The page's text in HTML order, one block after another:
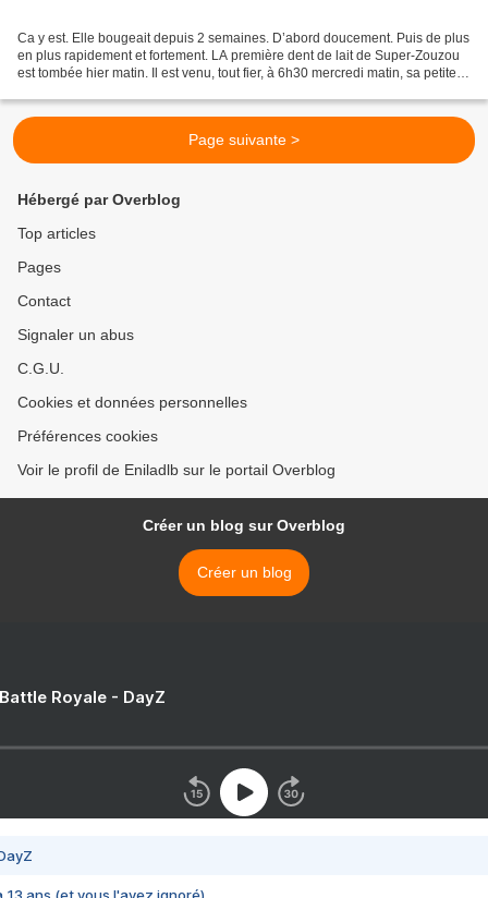
Ca y est. Elle bougeait depuis 2 semaines. D’abord doucement. Puis de plus
en plus rapidement et fortement. LA première dent de lait de Super-Zouzou
est tombée hier matin. Il est venu, tout fier, à 6h30 mercredi matin, sa petite
Page suivante >
Hébergé par Overblog
Top articles
Pages
Contact
Signaler un abus
C.G.U.
Cookies et données personnelles
Préférences cookies
Voir le profil de Eniladlb sur le portail Overblog
Créer un blog sur Overblog
Créer un blog
Royale - DayZ